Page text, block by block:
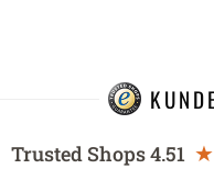
Trusted Shops4.51